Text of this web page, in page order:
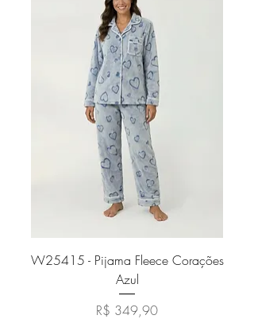
W25415 - Pijama Fleece Corações
Azul
Preço
R$ 349,90